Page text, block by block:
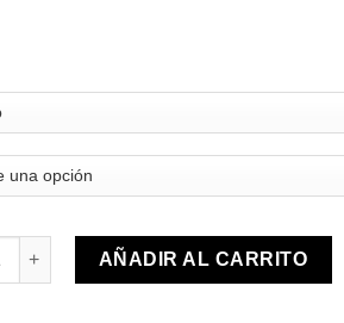
anti tirones cantidadAÑADIR AL CARRITO